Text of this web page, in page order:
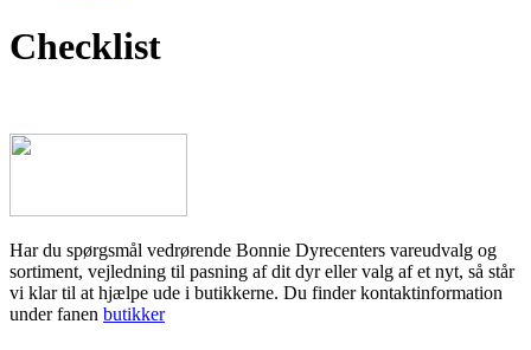
Checklist
Har du spørgsmål vedrørende Bonnie Dyrecenters vareudvalg og
sortiment, vejledning til pasning af dit dyr eller valg af et nyt, så står
vi klar til at hjælpe ude i butikkerne. Du finder kontaktinformation
under fanen butikker